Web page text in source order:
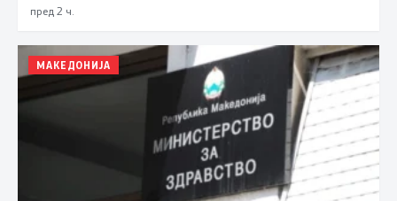
пред 2 ч.
МАКЕДОНИЈА